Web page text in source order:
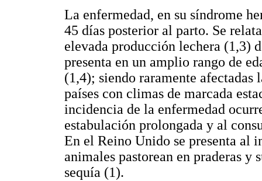
La enfermedad, en su síndrome
45 días posterior al parto. Se
elevada producción lechera (1,3)
presenta en un amplio rango de
(1,4); siendo raramente afectadas
países con climas de marcada
incidencia de la enfermedad
estabulación prolongada y al
En el Reino Unido se presenta al
animales pastorean en praderas y
sequía (1).